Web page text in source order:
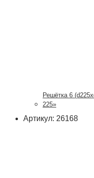
Решётка 6
225»
Артикул: 26168